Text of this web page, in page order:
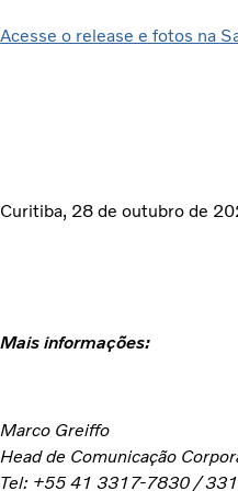
Acesse o release e fotos na
Curitiba, 28 de outubro de
Mais informações:
Marco Greiffo
Head de Comunicação
Tel: +55 41 3317-7830 /